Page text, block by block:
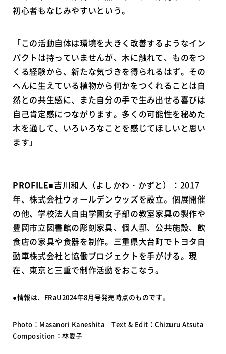
初心者もなじみやすいという。
「この活動自体は環境を大きく改善するようなイン
パクトは持っていませんが、木に触れて、ものをつ
くる経験から、新たな気づきを得られるはず。その
へんに生えている植物から何かをつくれることは自
然との共生感に、また自分の手で生み出せる喜びは
自己肯定感につながります。多くの可能性を秘めた
木を通して、いろいろなことを感じてほしいと思い
ます」
PROFILE■吉川和人（よしかわ・かずと）：2017
年、株式会社ウォールデンウッズを設立。個展開催
の他、学校法人自由学園女子部の教室家具の製作や
豊岡市立図書館の彫刻家具、個人邸、公共施設、飲
食店の家具や食器を制作。三重県大台町でトヨタ自
動車株式会社と協働プロジェクトを手がける。現
在、東京と三重で制作活動をおこなう。
●情報は、FRaU2024年8月号発売時点のものです。
Photo：Masanori Kaneshita Text & Edit：Chizuru Atsuta
Composition：林愛子